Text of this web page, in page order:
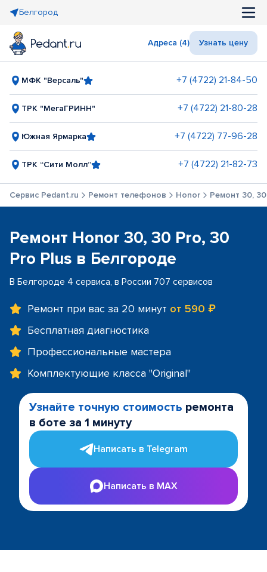
Белгород
Адреса (4) Узнать цену
МФК "Версаль" +7 (4722) 21-84-50
ТРК "МегаГРИНН" +7 (4722) 21-80-28
Южная Ярмарка +7 (4722) 77-96-28
ТРК “Сити Молл” +7 (4722) 21-82-73
Сервис Pedant.ru Ремонт телефонов Honor Ремонт 30,
Ремонт Honor 30, 30 Pro, 30
Pro Plus в Белгороде
В Белгороде 4 сервиса, в России 707 сервисов
Ремонт при вас за 20 минут от 590 ₽
Бесплатная диагностика
Профессиональные мастера
Комплектующие класса "Original"
Узнайте точную стоимость ремонта
в боте за 1 минуту
Написать в Telegram
Написать в MAX